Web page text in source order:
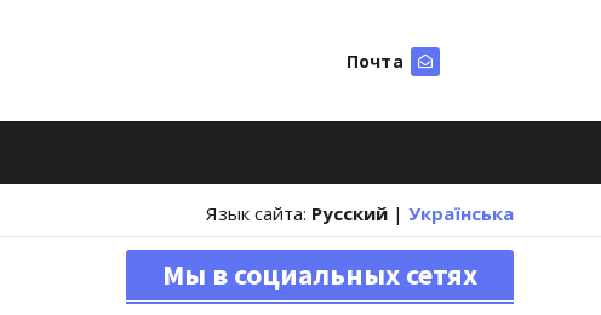
Почта
Язык сайта: Русский | Українська
Мы в социальных сетях